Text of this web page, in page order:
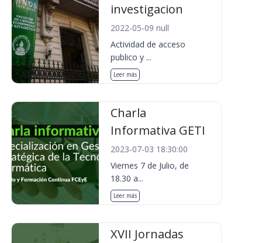
investigacion
2022-05-09 null
Actividad de acceso
publico y ...
Leer más
Charla
Informativa GETI
2023-07-03 18:30:00
Viernes 7 de Julio, de
18.30 a...
Leer más
XVII Jornadas